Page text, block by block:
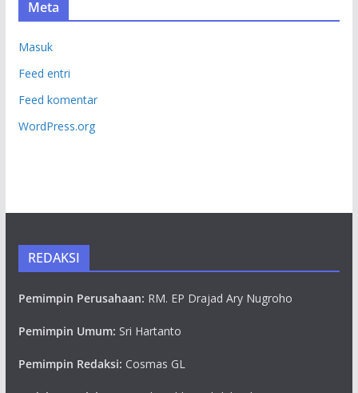
Meta
Masuk
Feed entri
Feed komentar
WordPress.org
REDAKSI
Pemimpin Perusahaan: RM. EP Drajad Ary Nugroho
Pemimpin Umum: Sri Hartanto
Pemimpin Redaksi: Cosmas GL